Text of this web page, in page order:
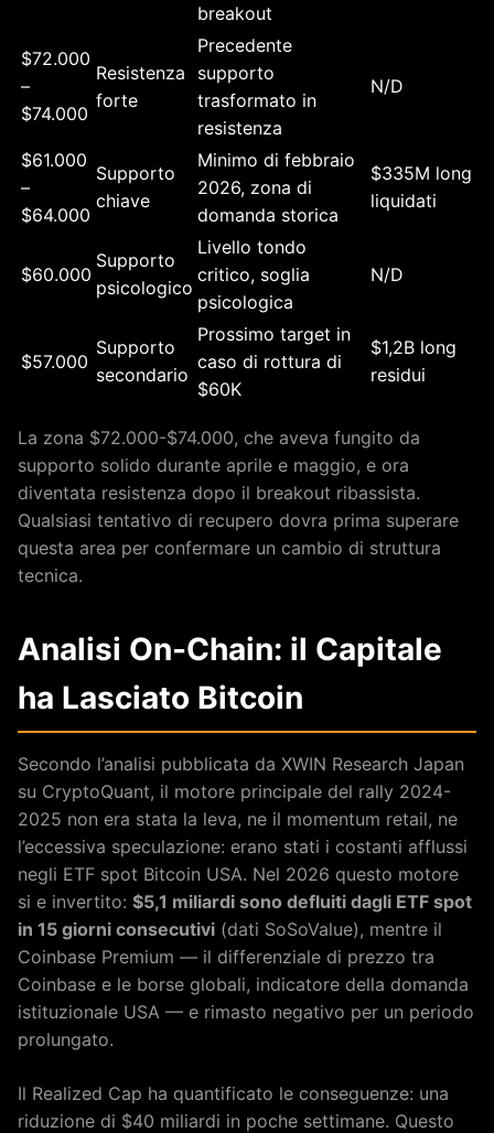
breakout
$72.000
–
$74.000
Resistenza
forte
Precedente
supporto
trasformato in
resistenza
N/D
$61.000
–
$64.000
Supporto
chiave
Minimo di febbraio
2026, zona di
domanda storica
$335M long
liquidati
$60.000
Supporto
psicologico
Livello tondo
critico, soglia
psicologica
N/D
$57.000
Supporto
secondario
Prossimo target in
caso di rottura di
$60K
$1,2B long
residui
La zona $72.000-$74.000, che aveva fungito da
supporto solido durante aprile e maggio, e ora
diventata resistenza dopo il breakout ribassista.
Qualsiasi tentativo di recupero dovra prima superare
questa area per confermare un cambio di struttura
tecnica.
Analisi On-Chain: il Capitale
ha Lasciato Bitcoin
Secondo l’analisi pubblicata da XWIN Research Japan
su CryptoQuant, il motore principale del rally 2024-
2025 non era stata la leva, ne il momentum retail, ne
l’eccessiva speculazione: erano stati i costanti afflussi
negli ETF spot Bitcoin USA. Nel 2026 questo motore
si e invertito: $5,1 miliardi sono defluiti dagli ETF spot
in 15 giorni consecutivi (dati SoSoValue), mentre il
Coinbase Premium — il differenziale di prezzo tra
Coinbase e le borse globali, indicatore della domanda
istituzionale USA — e rimasto negativo per un periodo
prolungato.
Il Realized Cap ha quantificato le conseguenze: una
riduzione di $40 miliardi in poche settimane. Questo